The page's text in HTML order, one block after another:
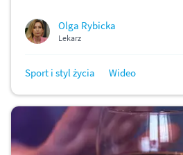
Olga Rybicka
Lekarz
Sport i styl życia Wideo